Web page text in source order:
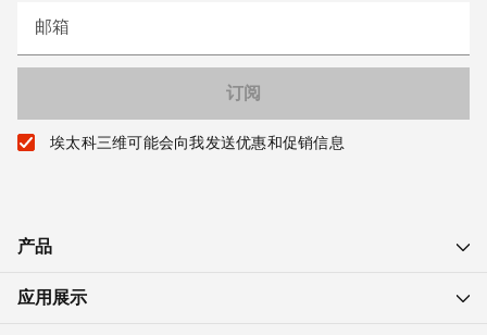
邮箱
埃太科三维可能会向我发送优惠和促销信息
产品
应用展示